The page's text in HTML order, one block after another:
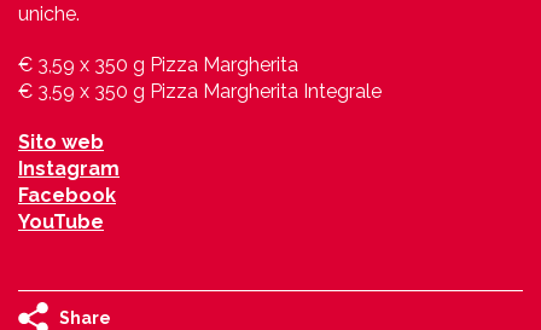
uniche.
€ 3,59 x 350 g Pizza Margherita
€ 3,59 x 350 g Pizza Margherita Integrale
Sito web
Instagram
Facebook
YouTube
Share